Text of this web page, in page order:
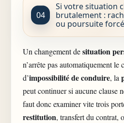
Si votre situation
brutalement :
ou poursuite
Un changement desituation
n’arrête pas automatiquement le
d’impossibilité de conduire, la
peut continuer si aucune clause
faut donc examiner vite trois
restitution, transfert du contrat,